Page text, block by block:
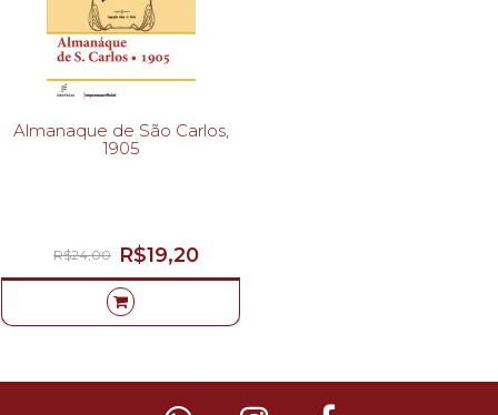
Almanaque de São Carlos,
1905
R$19,20
R$24,00